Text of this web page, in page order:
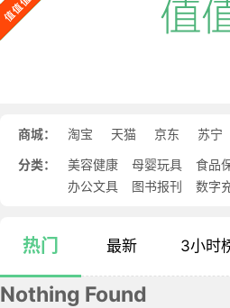
商城： 淘宝 天猫 京东 苏宁
分类：
美容健康 母婴玩具 食品
办公文具
图书报刊 数字
热门 最新 3小时
Nothing Found